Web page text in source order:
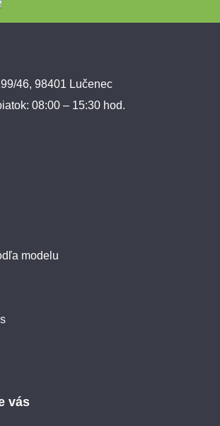
46, 98401 Lučenec
08:00 – 15:30 hod.
modelu
vás